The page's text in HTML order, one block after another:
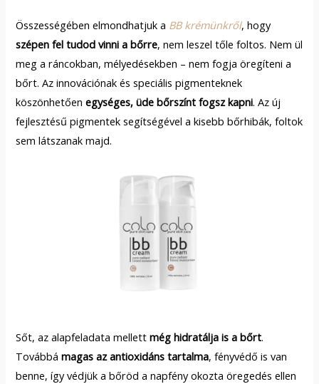
Összességében elmondhatjuk a BB krémünkről, hogy
szépen fel tudod vinni a bőrre, nem leszel tőle foltos. Nem ül
meg a ráncokban, mélyedésekben – nem fogja öregíteni a
bőrt. Az innovációnak és speciális pigmenteknek
köszönhetőenegységes, üde bőrszínt fogsz kapni. Az új
fejlesztésű pigmentek segítségével a kisebb bőrhibák, foltok
sem látszanak majd.
Sőt, az alapfeladata mellettmég hidratálja is a bőrt.
Továbbámagas az antioxidáns tartalma, fényvédő is van
benne, így védjük a bőröd a napfény okozta öregedés ellen